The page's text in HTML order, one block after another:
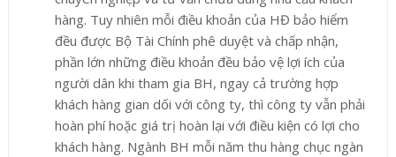
hàng. Tuy nhiên mỗi điều khoản của HĐ bảo hiểm
đều được Bộ Tài Chính phê duyệt và chấp nhận,
phần lớn những điều khoản đều bảo vệ lợi ích của
người dân khi tham gia BH, ngay cả trường hợp
khách hàng gian dối với công ty, thì công ty vẫn phải
hoàn phí hoặc giá trị hoàn lại với điều kiện có lợi cho
khách hàng. Ngành BH mỗi năm thu hàng chục ngàn